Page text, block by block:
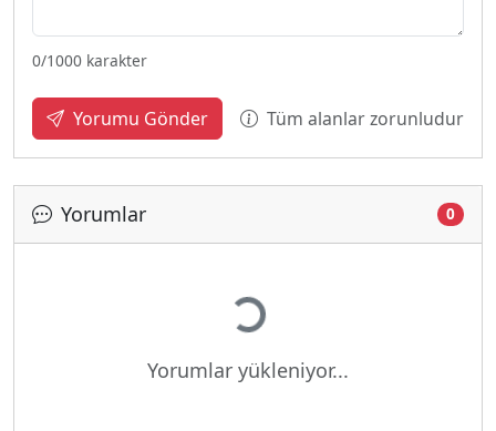
0/1000 karakter
Yorumu Gönder Tüm alanlar zorunludur
Yorumlar 0
Yükleniyor...
Yorumlar yükleniyor...